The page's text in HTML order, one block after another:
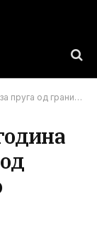
до граница со Грција